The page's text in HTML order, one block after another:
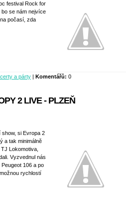
festival Rock for
bo se nám nejvíce
počasí, zda
a párty | Komentářů: 0
2 LIVE - PLZEŇ
si Evropa 2
a tak minimálně
Lokomotiva,
Vyzvednul nás
106 a po
rychlostí